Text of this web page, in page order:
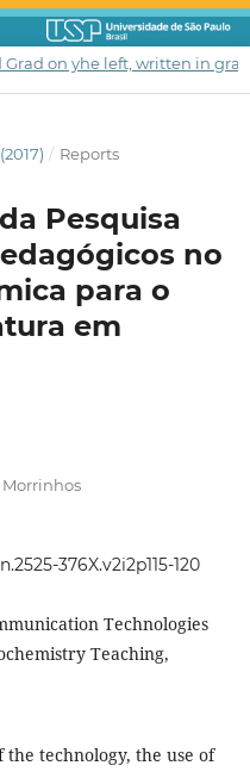
/ Reports
Pesquisa
no
para o
em
376X.v2i2p115-120
Technologies
Teaching,
technology, the use of